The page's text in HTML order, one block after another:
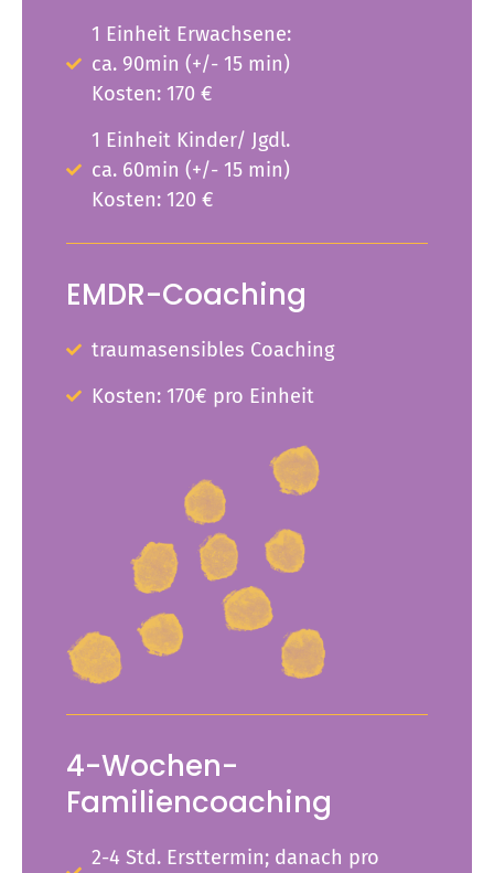
1 Einheit Erwachsene:
ca. 90min (+/- 15 min)
Kosten: 170 €
1 Einheit Kinder/ Jgdl.
ca. 60min (+/- 15 min)
Kosten: 120 €
EMDR-Coaching
traumasensibles Coaching
Kosten: 170€ pro Einheit
4-Wochen-
Familiencoaching
2-4 Std. Ersttermin; danach pro